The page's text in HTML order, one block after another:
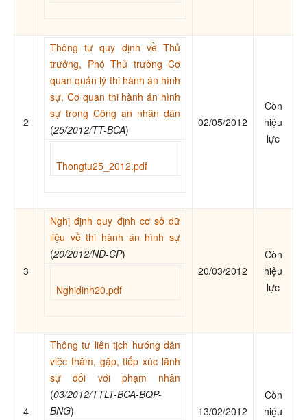
2
Thông tư quy định về Thủ
trưởng, Phó Thủ trưởng Cơ
quan quản lý thi hành án hình
sự, Cơ quan thi hành án hình
sự trong Công an nhân dân
(25/2012/TT-BCA)
Thongtu25_2012.pdf
02/05/2012
Còn
hiệu
lực
3
Nghị định quy định cơ sở dữ
liệu về thi hành án hình sự
(20/2012/NĐ-CP)
Nghidinh20.pdf
20/03/2012
Còn
hiệu
lực
4
Thông tư liên tịch hướng dẫn
việc thăm, gặp, tiếp xúc lãnh
sự đối với phạm nhân
(03/2012/TTLT-BCA-BQP-
BNG) 13/02/2012
Còn
hiệu